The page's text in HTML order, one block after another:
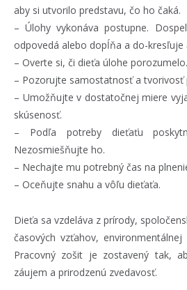
aby si utvorilo predstavu, čo ho čaká.
– Úlohy vykonáva postupne.
odpovedá alebo dopĺňa a do-kresľuje
– Overte si, či dieťa úlohe porozumelo.
– Pozorujte samostatnosť a tvorivosť
– Umožňujte v dostatočnej miere
skúsenosť.
– Podľa potreby dieťaťu
Nezosmiešňujte ho.
– Nechajte mu potrebný čas na
– Oceňujte snahu a vôľu dieťaťa.
Dieťa sa vzdeláva z prírody,
časových vzťahov,
Pracovný zošit je zostavený tak,
záujem a prirodzenú zvedavosť.